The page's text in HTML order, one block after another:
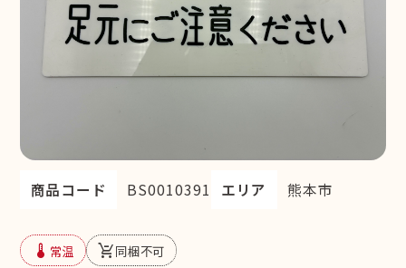
商品コード BS0010391 エリア 熊本市
device_thermostat 常温 remove_shopping_cart同梱不可